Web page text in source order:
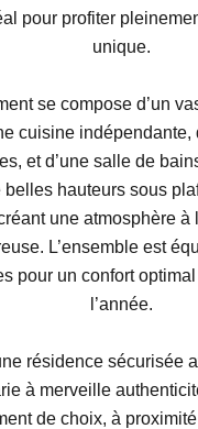
pour profiter
unique.
se compose d’un
cuisine
et d’une salle de
belles hauteurs sous
une atmosphère à
L’ensemble est
pour un confort
l’année.
résidence sécurisée
à merveille
de choix, à